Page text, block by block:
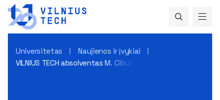
Universitetas
Naujienos ir įvykiai
VILNIUS TECH absolventas M. Cibulis pomėgį pavertė